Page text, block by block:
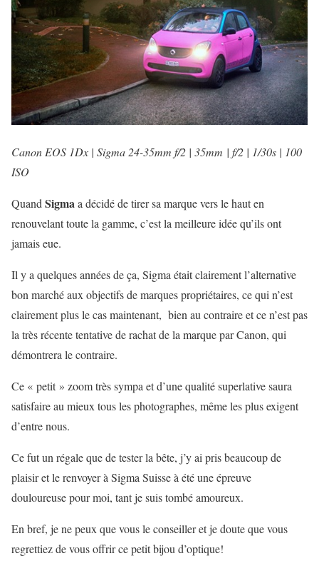
Canon EOS 1Dx | Sigma 24-35mm f/2 | 35mm | f/2 | 1/30s | 100
ISO
QuandSigmaa décidé de tirer sa marque vers le haut en
renouvelant toute la gamme, c’est la meilleure idée qu’ils ont
jamais eue.
Il y a quelques années de ça, Sigma était clairement l’alternative
bon marché aux objectifs de marques propriétaires, ce qui n’est
clairement plus le cas maintenant, bien au contraire et ce n’est pas
la très récente tentative de rachat de la marque par Canon, qui
démontrera le contraire.
Ce « petit » zoom très sympa et d’une qualité superlative saura
satisfaire au mieux tous les photographes, même les plus exigent
d’entre nous.
Ce fut un régale que de tester la bête, j’y ai pris beaucoup de
plaisir et le renvoyer à Sigma Suisse à été une épreuve
douloureuse pour moi, tant je suis tombé amoureux.
En bref, je ne peux que vous le conseiller et je doute que vous
regrettiez de vous offrir ce petit bijou d’optique!